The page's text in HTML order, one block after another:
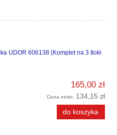
UDOR 606138 (Komplet na 3 tłoki
165,00 zł
Cena netto: 134,15 zł
do koszyka